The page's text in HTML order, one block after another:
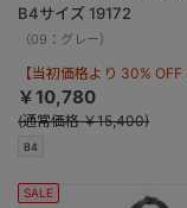
B4
B4サイズ 19172
（09：グレー）
【当初価格より 30% OFF
￥10,780
(通常価格 ￥15,400)
SALE